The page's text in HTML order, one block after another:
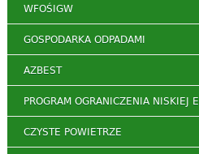
WFOŚIGW
GOSPODARKA ODPADAMI
AZBEST
PROGRAM OGRANICZENIA NISKIEJ
CZYSTE POWIETRZE